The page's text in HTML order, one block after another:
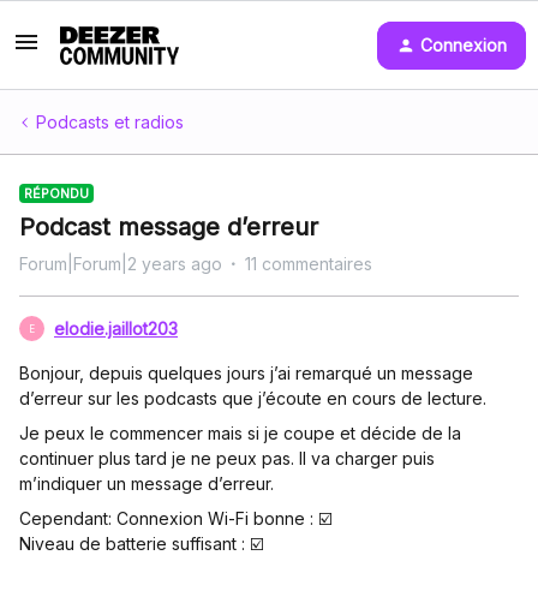
Connexion
Podcasts et radios
RÉPONDU
Podcast message d’erreur
Forum|Forum|2 years ago 11 commentaires
E elodie.jaillot203
Bonjour, depuis quelques jours j’ai remarqué un message
d’erreur sur les podcasts que j’écoute en cours de lecture.
Je peux le commencer mais si je coupe et décide de la
continuer plus tard je ne peux pas. Il va charger puis
m’indiquer un message d’erreur.
Cependant: Connexion Wi-Fi bonne : ☑️
Niveau de batterie suffisant : ☑️